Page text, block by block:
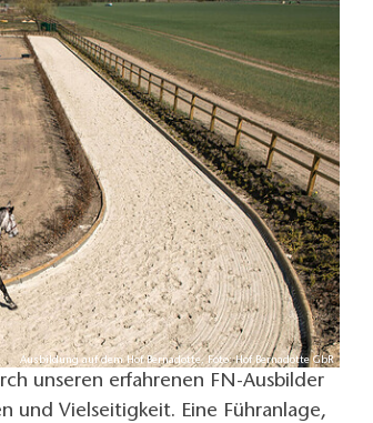
Ausbildung auf dem Hof Bernadotte, Foto: Hof Bernadotte GbR
unseren erfahrenen FN-Ausbilder
und Vielseitigkeit. Eine Führanlage,